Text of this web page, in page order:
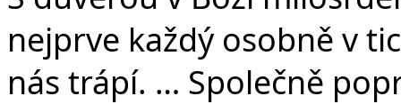
nejprve každý osobně v
nás trápí. … Společně